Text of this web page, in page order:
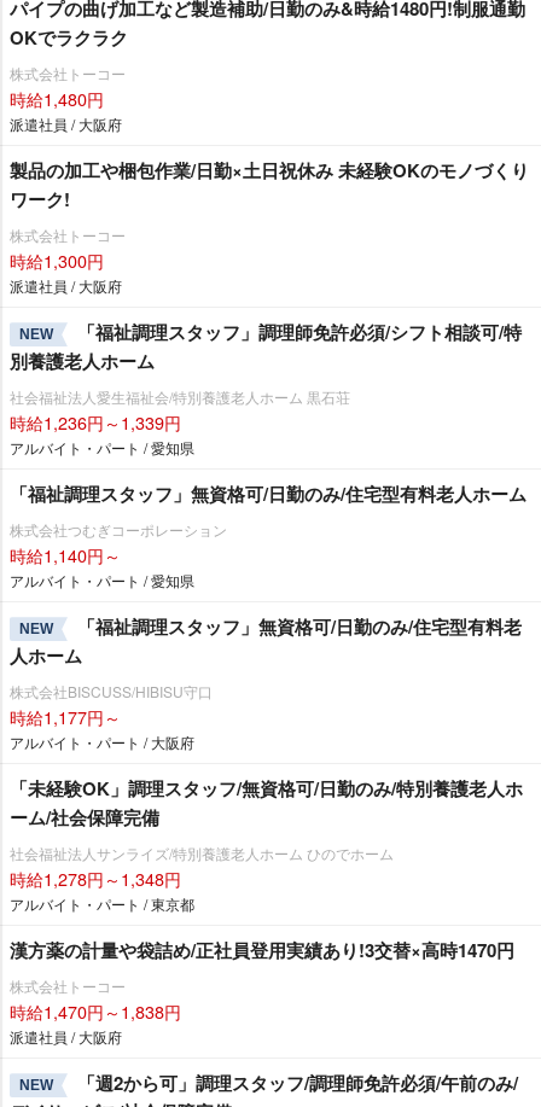
パイプの曲げ加工など製造補助/日勤のみ&時給1480円!制服通勤
OKでラクラク
株式会社トーコー
時給1,480円
派遣社員 / 大阪府
製品の加工や梱包作業/日勤×土日祝休み 未経験OKのモノづくり
ワーク!
株式会社トーコー
時給1,300円
派遣社員 / 大阪府
NEW
「福祉調理スタッフ」調理師免許必須/シフト相談可/特
別養護老人ホーム
社会福祉法人愛生福祉会/特別養護老人ホーム 黒石荘
時給1,236円～1,339円
アルバイト・パート / 愛知県
「福祉調理スタッフ」無資格可/日勤のみ/住宅型有料老人ホーム
株式会社つむぎコーポレーション
時給1,140円～
アルバイト・パート / 愛知県
NEW
「福祉調理スタッフ」無資格可/日勤のみ/住宅型有料老
人ホーム
株式会社BISCUSS/HIBISU守口
時給1,177円～
アルバイト・パート / 大阪府
「未経験OK」調理スタッフ/無資格可/日勤のみ/特別養護老人ホ
ーム/社会保障完備
社会福祉法人サンライズ/特別養護老人ホーム ひのでホーム
時給1,278円～1,348円
アルバイト・パート / 東京都
漢方薬の計量や袋詰め/正社員登用実績あり!3交替×高時1470円
株式会社トーコー
時給1,470円～1,838円
派遣社員 / 大阪府
NEW
「週2から可」調理スタッフ/調理師免許必須/午前のみ/